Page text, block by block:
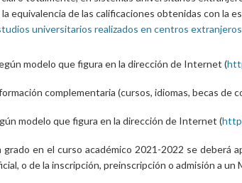
equivalencia de las calificaciones obtenidas con la
universitarios realizados en centros extranjeros
modelo que figura en la dirección de Internet (
complementaria (cursos, idiomas, becas de
modelo que figura en la dirección de Internet (
en el curso académico 2021-2022 se
o de la inscripción, preinscripción o admisión a